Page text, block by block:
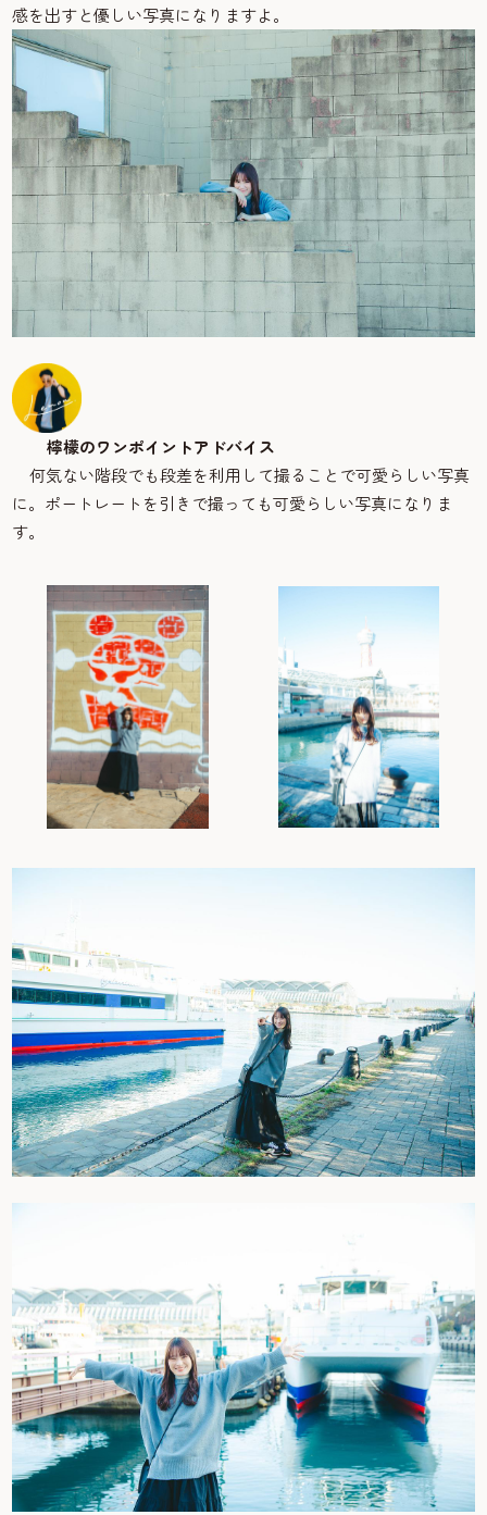
感を出すと優しい写真になりますよ。
檸檬のワンポイントアドバイス
何気ない階段でも段差を利用して撮ることで可愛らしい写真
に。ポートレートを引きで撮っても可愛らしい写真になりま
す。